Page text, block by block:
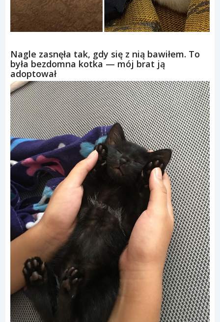
Nagle zasnęła tak, gdy się z nią bawiłem. To
była bezdomna kotka — mój brat ją
adoptował